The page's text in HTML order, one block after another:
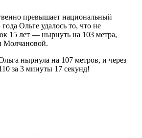
превышает национальный
Ольге удалось то, что не
15 лет — нырнуть на 103 метра,
Молчановой.
нырнула на 107 метров, и через
за 3 минуты 17 секунд!